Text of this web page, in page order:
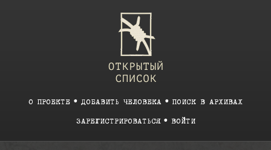
О ПРОЕКТЕ ДОБАВИТЬ ЧЕЛОВЕКА ПОИСК В АРХИВАХ
ЗАРЕГИСТРИРОВАТЬСЯ ВОЙТИ